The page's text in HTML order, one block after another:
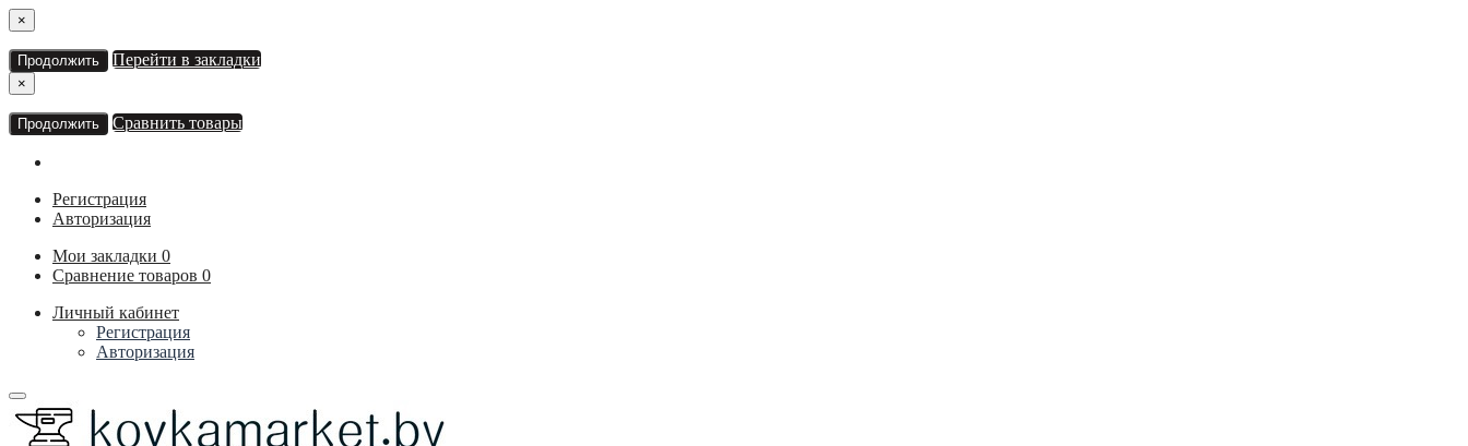
×
Продолжить Перейти в закладки
×
Продолжить Сравнить товары
Регистрация
Авторизация
Мои закладки 0
Сравнение товаров 0
Личный кабинет
Регистрация
Авторизация